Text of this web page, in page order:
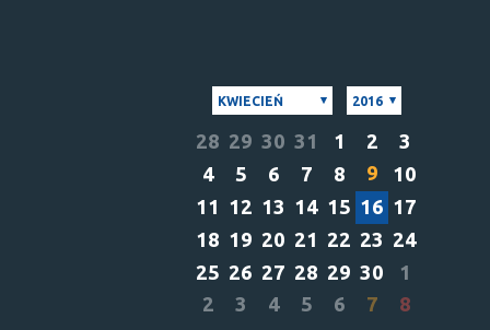
KWIECIEŃ 2016
28 29 30 31 1 2
3
4
5 6 7 8 9
10
11 12 13 14 15 16 17
18 19 20 21 22 23 24
25 26 27 28 29 30
1
2
3 4 5 6 7 8